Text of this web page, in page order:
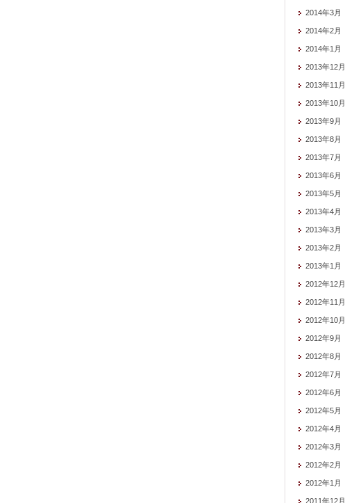
2014年3月
2014年2月
2014年1月
2013年12月
2013年11月
2013年10月
2013年9月
2013年8月
2013年7月
2013年6月
2013年5月
2013年4月
2013年3月
2013年2月
2013年1月
2012年12月
2012年11月
2012年10月
2012年9月
2012年8月
2012年7月
2012年6月
2012年5月
2012年4月
2012年3月
2012年2月
2012年1月
2011年12月